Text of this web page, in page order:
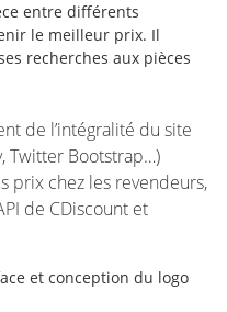
entre différents
le meilleur prix. Il
recherches aux pièces
de l’intégralité du site
Twitter Bootstrap…)
prix chez les revendeurs,
de CDiscount et
et conception du logo